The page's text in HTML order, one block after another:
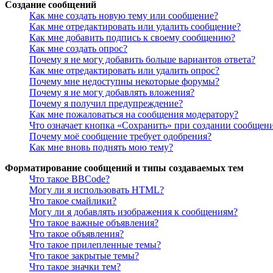
Создание сообщений
Как мне создать новую тему или сообщение?
Как мне отредактировать или удалить сообщение?
Как мне добавить подпись к своему сообщению?
Как мне создать опрос?
Почему я не могу добавить больше вариантов ответа?
Как мне отредактировать или удалить опрос?
Почему мне недоступны некоторые форумы?
Почему я не могу добавлять вложения?
Почему я получил предупреждение?
Как мне пожаловаться на сообщения модератору?
Что означает кнопка «Сохранить» при создании
Почему моё сообщение требует одобрения?
Как мне вновь поднять мою тему?
Форматирование сообщений и типы создаваемых тем
Что такое BBCode?
Могу ли я использовать HTML?
Что такое смайлики?
Могу ли я добавлять изображения к сообщениям?
Что такое важные объявления?
Что такое объявления?
Что такое прилепленные темы?
Что такое закрытые темы?
Что такое значки тем?